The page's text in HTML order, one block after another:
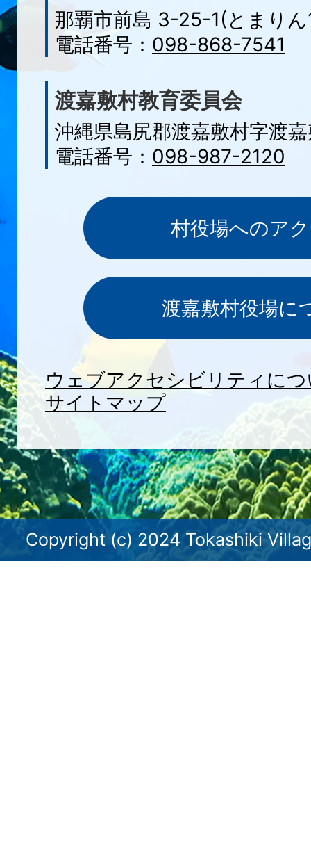
那覇市前島 3-25-1(とまりん
電話番号： 098-868-7541
渡嘉敷村教育委員会
沖縄県島尻郡渡嘉敷村字渡
電話番号： 098-987-2120
村役場へのア
渡嘉敷村役場に
ウェブアクセシビリティに
サイトマップ
Copyright (c) 2024 Tokashiki